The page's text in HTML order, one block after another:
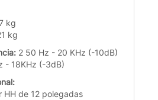
kg
kg
2 50 Hz - 20 KHz (-10dB)
- 18KHz (-3dB)
HH de 12 polegadas